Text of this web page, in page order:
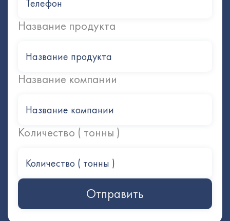
Название продукта
Название компании
Количество ( тонны )
Отправить